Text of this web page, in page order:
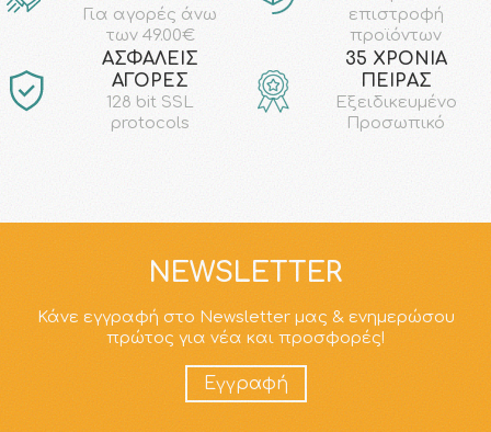
Για αγορές άνω
των 49.00€
επιστροφή
προϊόντων
AΣΦΑΛΕΙΣ
ΑΓΟΡΕΣ
128 bit SSL
protocols
35 ΧΡΟΝΙΑ
ΠΕΙΡΑΣ
Εξειδικευμένο
Προσωπικό
NEWSLETTER
Κάνε εγγραφή στο Newsletter μας & ενημερώσου
πρώτος για νέα και προσφορές!
Εγγραφή